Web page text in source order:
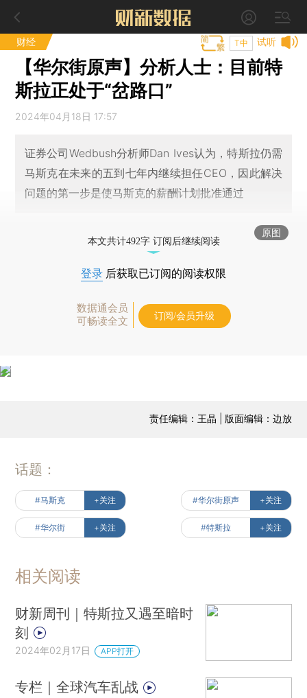
财经 试听
T中
【华尔街原声】分析人士：目前特
斯拉正处于“岔路口”
2024年04月18日 17:57
证券公司Wedbush分析师Dan Ives认为，特斯拉仍需
马斯克在未来的五到七年内继续担任CEO，因此解决
问题的第一步是使马斯克的薪酬计划批准通过
原图
本文共计492字 订阅后继续阅读
登录 后获取已订阅的阅读权限
数据通会员
可畅读全文
订阅/会员升级
责任编辑：王晶 | 版面编辑：边放
话题：
#马斯克 +关注 #华尔街原声 +关注
#华尔街 +关注 #特斯拉 +关注
相关阅读
财新周刊｜特斯拉又遇至暗时
刻
2024年02月17日 APP打开
专栏｜全球汽车乱战